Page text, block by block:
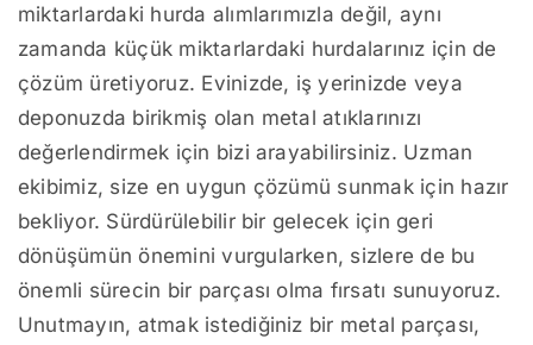
miktarlardaki hurda alımlarımızla değil, aynı
zamanda küçük miktarlardaki hurdalarınız için de
çözüm üretiyoruz. Evinizde, iş yerinizde veya
deponuzda birikmiş olan metal atıklarınızı
değerlendirmek için bizi arayabilirsiniz. Uzman
ekibimiz, size en uygun çözümü sunmak için hazır
bekliyor. Sürdürülebilir bir gelecek için geri
dönüşümün önemini vurgularken, sizlere de bu
önemli sürecin bir parçası olma fırsatı sunuyoruz.
Unutmayın, atmak istediğiniz bir metal parçası,